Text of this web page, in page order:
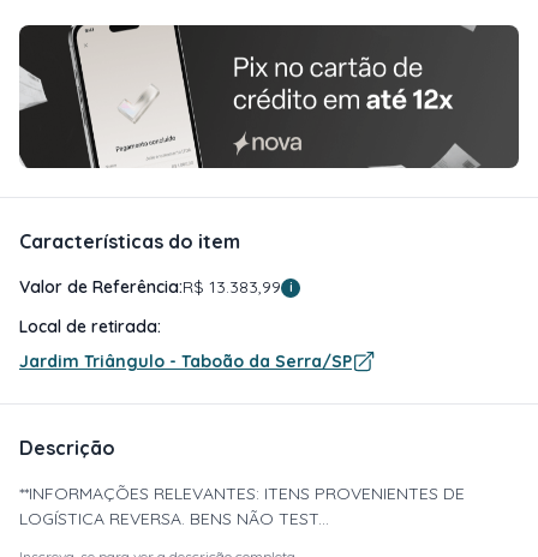
Características do item
Valor de Referência:R$ 13.383,99 i
Local de retirada:
Jardim Triângulo - Taboão da Serra/SP
Descrição
**INFORMAÇÕES RELEVANTES: ITENS PROVENIENTES DE
LOGÍSTICA REVERSA. BENS NÃO TEST...